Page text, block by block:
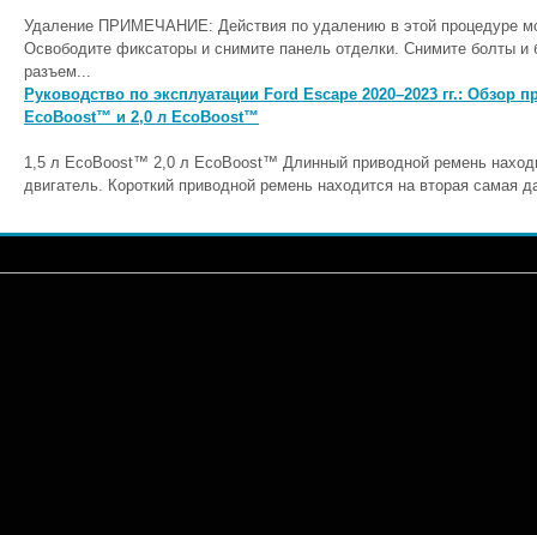
Удаление ПРИМЕЧАНИЕ: Действия по удалению в этой процедуре
Освободите фиксаторы и снимите панель отделки. Снимите болты и
разъем...
Руководство по эксплуатации Ford Escape 2020–2023 гг.:
EcoBoost™ и 2,0 л EcoBoost™
1,5 л EcoBoost™ 2,0 л EcoBoost™ Длинный приводной ремень
двигатель. Короткий приводной ремень находится на вторая самая